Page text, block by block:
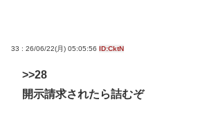
33 : 26/06/22(月) 05:05:56 ID:CktN
>>28
開示請求されたら詰むぞ